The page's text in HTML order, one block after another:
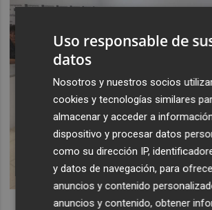
Uso responsable de
datos
Nosotros y nuestros socios
cookies y tecnologías similares
almacenar y acceder a
dispositivo y procesar datos
como su dirección IP,
y datos de navegación, para
anuncios y contenido
anuncios y contenido, obtener